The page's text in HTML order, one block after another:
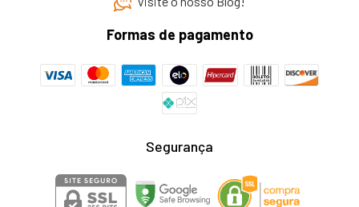
Formas de pagamento
Segurança